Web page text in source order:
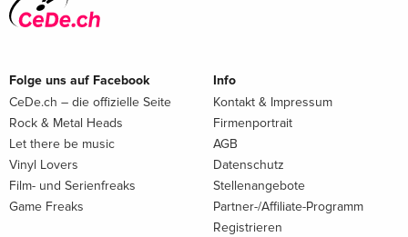
Folge uns auf Facebook
CeDe.ch – die offizielle Seite
Rock & Metal Heads
Let there be music
Vinyl Lovers
Film- und Serienfreaks
Game Freaks
Info
Kontakt & Impressum
Firmenportrait
AGB
Datenschutz
Stellenangebote
Partner-/Affiliate-Programm
Registrieren